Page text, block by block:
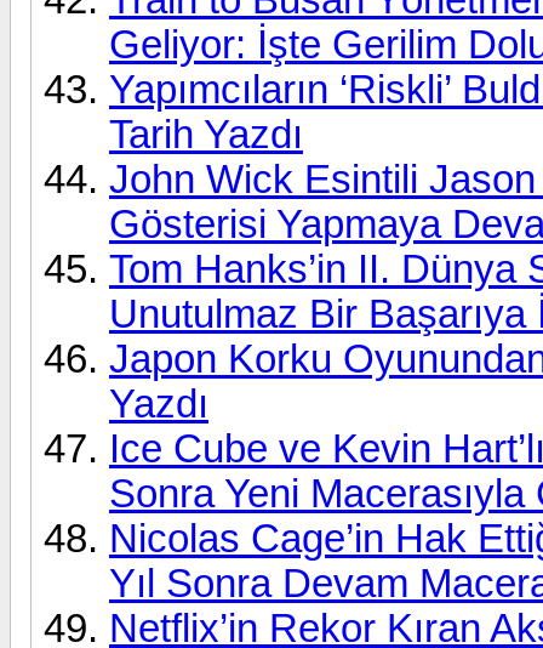
Geliyor: İşte Gerilim
Yapımcıların ‘Riskli’
Tarih Yazdı
John Wick Esintili
Gösterisi Yapmaya
Tom Hanks’in II. Dünya
Unutulmaz Bir Başarıya
Japon Korku
Yazdı
Ice Cube ve Kevin
Sonra Yeni
Nicolas Cage’in Hak
Yıl Sonra Devam
Netflix’in Rekor Kıran